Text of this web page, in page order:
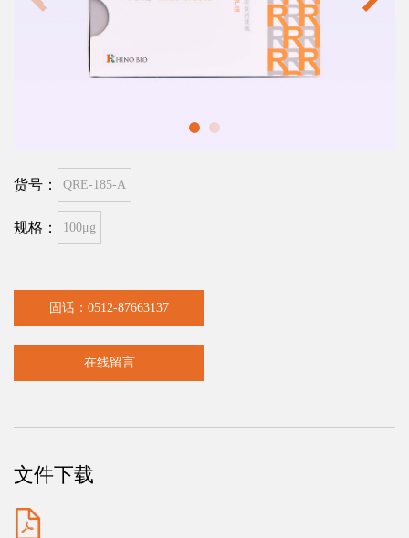
货号： QRE-185-A
规格： 100μg
固话：0512-87663137
在线留言
文件下载